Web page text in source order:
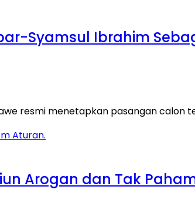
Syamsul Ibrahim
resmi menetapkan pasangan calon
Arogan dan Tak